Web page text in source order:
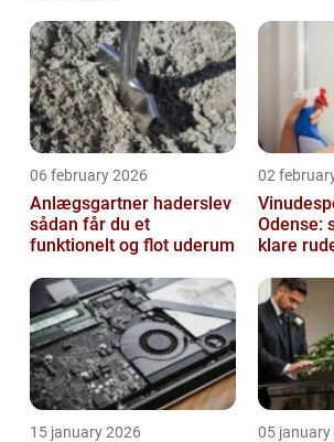
06 february 2026
Anlægsgartner haderslev
sådan får du et
funktionelt og flot uderum
02
Odense:
klare
15 january 2026 05 january